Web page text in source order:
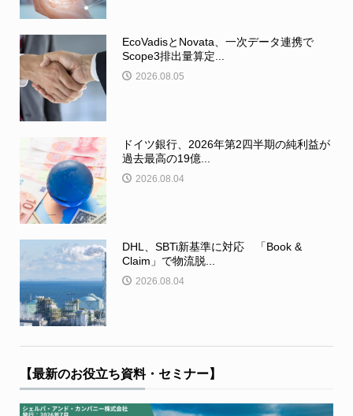
EcoVadisとNovata、一次データ連携で
Scope3排出量算定...
2026.08.05
ドイツ銀行、2026年第2四半期の純利益が
過去最高の19億...
2026.08.04
DHL、SBTi新基準に対応 「Book &
Claim」で物流脱...
2026.08.04
【最新のお役立ち資料・セミナー】